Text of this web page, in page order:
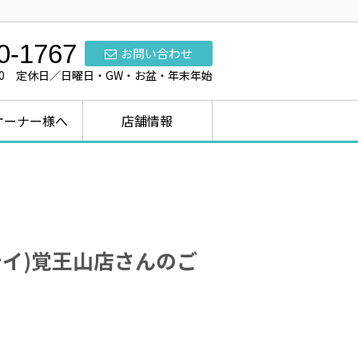
お問い合わせ
1767
定休日／日曜日・GW・お盆・年末年始
ナー様へ 店舗情報
)覚王山店さんのご